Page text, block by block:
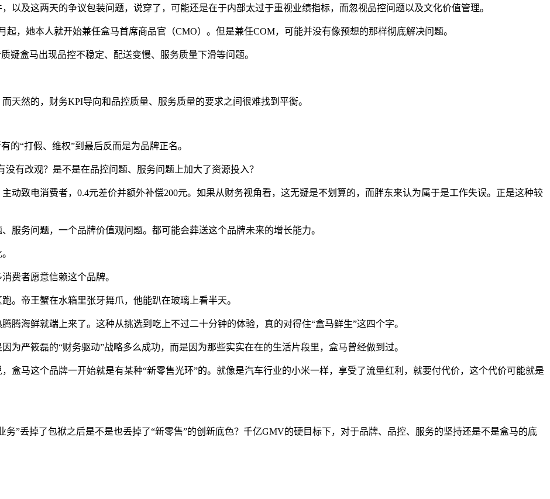
以及这两天的争议包装问题，说穿了，可能还是在于内部太过于重视业绩指标，而忽视品控问题以及文化价值管理。
，她本人就开始兼任盒马首席商品官（CMO）。但是兼任COM，可能并没有像预想的那样彻底解决问题。
疑盒马出现品控不稳定、配送变慢、服务质量下滑等问题。
天然的，财务KPI导向和品控质量、服务质量的要求之间很难找到平衡。
的“打假、维权”到最后反而是为品牌正名。
有改观？是不是在品控问题、服务问题上加大了资源投入？
动致电消费者，0.4元差价并额外补偿200元。如果从财务视角看，这无疑是不划算的，而胖东来认为属于是工作失误。正是这种较
服务问题，一个品牌价值观问题。都可能会葬送这个品牌未来的增长能力。
费者愿意信赖这个品牌。
。帝王蟹在水箱里张牙舞爪，他能趴在玻璃上看半天。
腾海鲜就端上来了。这种从挑选到吃上不过二十分钟的体验，真的对得住“盒马鲜生”这四个字。
为严筱磊的“财务驱动”战略多么成功，而是因为那些实实在在的生活片段里，盒马曾经做到过。
盒马这个品牌一开始就是有某种“新零售光环”的。就像是汽车行业的小米一样，享受了流量红利，就要付代价，这个代价可能就是
”丢掉了包袱之后是不是也丢掉了“新零售”的创新底色？千亿GMV的硬目标下，对于品牌、品控、服务的坚持还是不是盒马的底